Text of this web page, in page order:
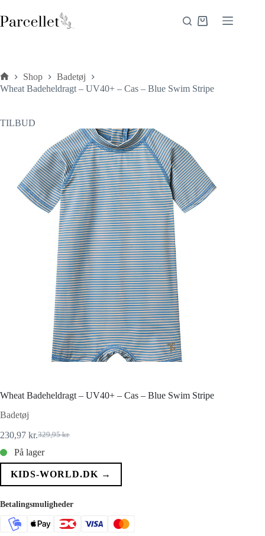
til
indhold
Indkøbskurv
Forside
Shop
Badetøj
Wheat Badeheldragt – UV40+ – Cas – Blue Swim Stripe
TILBUD
Wheat Badeheldragt – UV40+ – Cas – Blue Swim Stripe
Badetøj
329,95kr.
Den
oprindelige
pris
var:
230,97 kr.Den
aktuelle
pris
er:
På lager
KIDS-WORLD.DK →
Betalingsmuligheder